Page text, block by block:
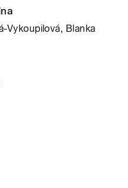
Vykoupilová, Blanka